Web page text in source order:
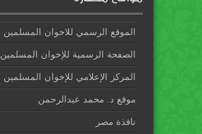
الموقع الرسمي للاخوان المسلمين
الصفحة الرسمية للإخوان المسلمين
المركز الإعلامي للإخوان المسلمين
موقع د. محمد عبدالرحمن
نافذة مصر